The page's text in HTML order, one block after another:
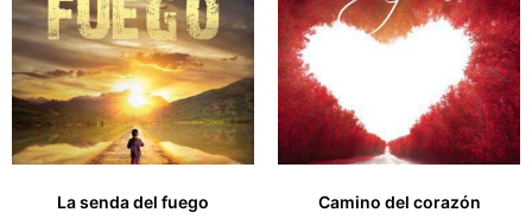
La senda del fuego
Camino del corazón